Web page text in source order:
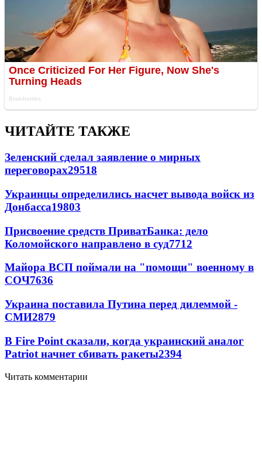
ЧИТАЙТЕ ТАКЖЕ
Зеленский сделал заявление о мирных
переговорах29518
Украинцы определились насчет вывода войск из
Донбасса19803
Присвоение средств ПриватБанка: дело
Коломойского направлено в суд7712
Майора ВСП поймали на "помощи" военному в
СОЧ7636
Украина поставила Путина перед дилеммой -
СМИ2879
В Fire Point сказали, когда украинский аналог
Patriot начнет сбивать ракеты2394
Читать комментарии